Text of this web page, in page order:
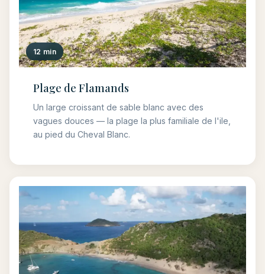
12 min
Plage de Flamands
Un large croissant de sable blanc avec des
vagues douces — la plage la plus familiale de l'ile,
au pied du Cheval Blanc.